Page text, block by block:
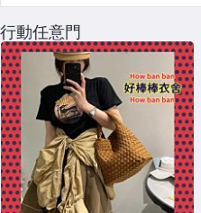
行動任意門